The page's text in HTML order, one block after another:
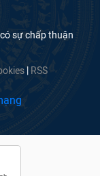
sự chấp thuận
RSS